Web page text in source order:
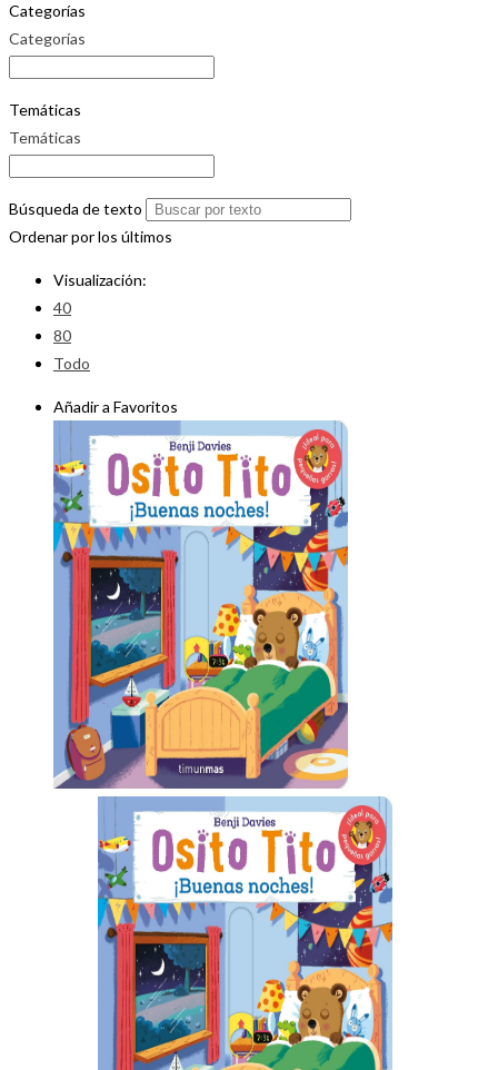
Categorías
Categorías
Temáticas
Temáticas
Búsqueda de texto
Ordenar por los últimos
Visualización:
40
80
Todo
Añadir a Favoritos